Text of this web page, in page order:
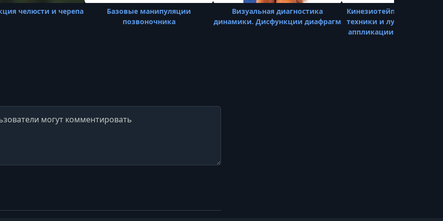
УРОК 21. 00:04:03
2.11. М2 8 Терапия боли в лобной
челюсти и черепа
Базовые манипуляции
позвоночника
Визуальная диагностика
динамики. Дисфункции диафрагм
Кинезиотейпирование.
техники и лучшие
аппликации. Нижняя